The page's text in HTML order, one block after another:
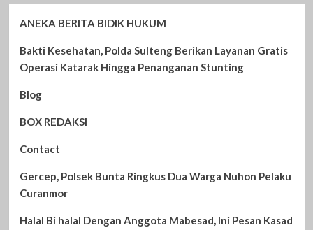
ANEKA BERITA BIDIK HUKUM
Bakti Kesehatan, Polda Sulteng Berikan Layanan Gratis
Operasi Katarak Hingga Penanganan Stunting
Blog
BOX REDAKSI
Contact
Gercep, Polsek Bunta Ringkus Dua Warga Nuhon Pelaku
Curanmor
Halal Bi halal Dengan Anggota Mabesad, Ini Pesan Kasad